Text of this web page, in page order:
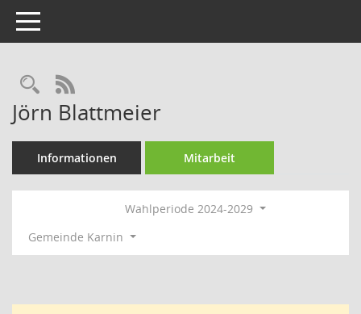
Toggle navigation
Rechercheauswahl
RSS-Feed
Jörn Blattmeier
Informationen Mitarbeit
Wahlperiode 2024-2029
Gemeinde Karnin